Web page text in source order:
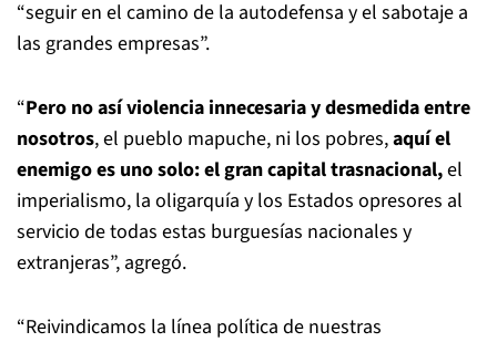
“seguir en el camino de la autodefensa y el sabotaje a
las grandes empresas”.
“Pero no así violencia innecesaria y desmedida entre
nosotros, el pueblo mapuche, ni los pobres,aquí el
enemigo es uno solo: el gran capital trasnacional,el
imperialismo, la oligarquía y los Estados opresores al
servicio de todas estas burguesías nacionales y
extranjeras”, agregó.
“Reivindicamos la línea política de nuestras